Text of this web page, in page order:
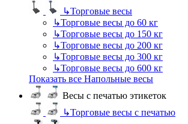
↳Торговые весы
↳Торговые весы до 60 кг
↳Торговые весы до 150 кг
↳Торговые весы до 200 кг
↳Торговые весы до 300 кг
↳Торговые весы до 600 кг
Показать все Напольные весы
Весы с печатью этикеток
↳Торговые весы с печатью